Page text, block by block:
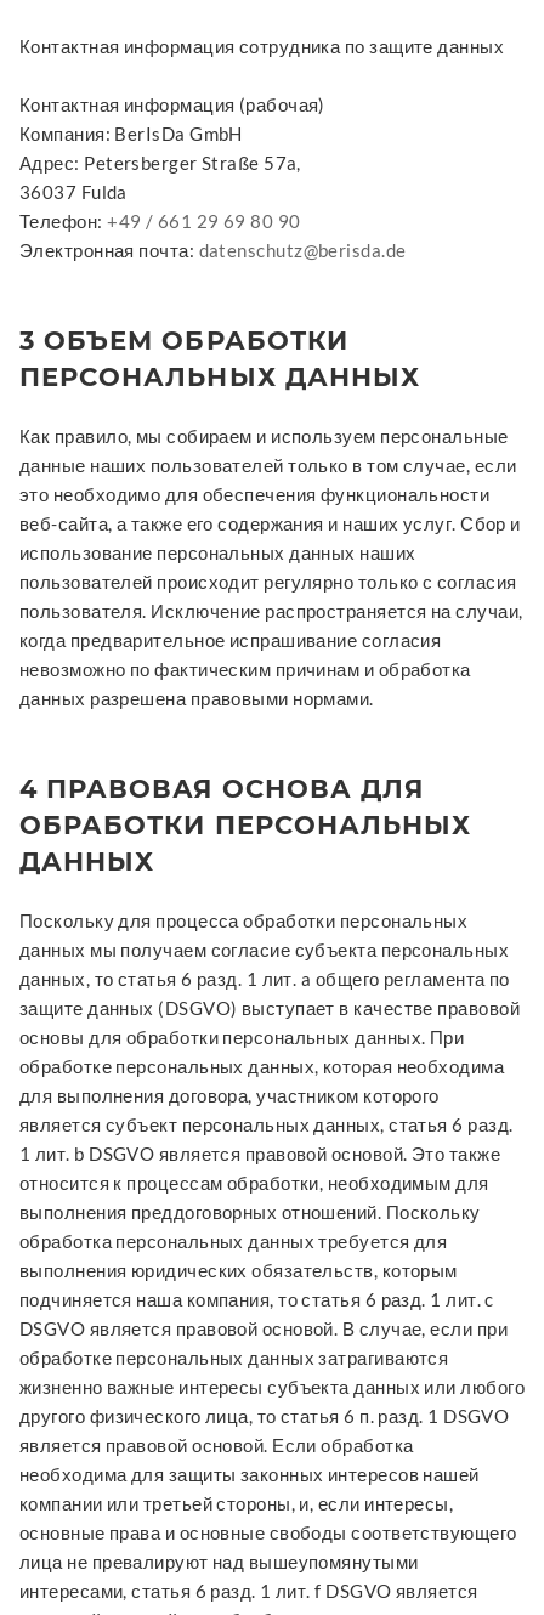
Контактная информация сотрудника по защите данных
Контактная информация (рабочая)
Компания: BerIsDa GmbH
Адрес: Petersberger Straße 57a,
36037 Fulda
Телефон:+49 / 661 29 69 80 90
Электронная почта: datenschutz@berisda.de
3 ОБЪЕМ ОБРАБОТКИ
ПЕРСОНАЛЬНЫХ ДАННЫХ
Как правило, мы собираем и используем персональные
данные наших пользователей только в том случае, если
это необходимо для обеспечения функциональности
веб-сайта, а также его содержания и наших услуг. Сбор и
использование персональных данных наших
пользователей происходит регулярно только с согласия
пользователя. Исключение распространяется на случаи,
когда предварительное испрашивание согласия
невозможно по фактическим причинам и обработка
данных разрешена правовыми нормами.
4 ПРАВОВАЯ ОСНОВА ДЛЯ
ОБРАБОТКИ ПЕРСОНАЛЬНЫХ
ДАННЫХ
Поскольку для процесса обработки персональных
данных мы получаем согласие субъекта персональных
данных, то статья 6 разд. 1 лит. a общего регламента по
защите данных (DSGVO) выступает в качестве правовой
основы для обработки персональных данных. При
обработке персональных данных, которая необходима
для выполнения договора, участником которого
является субъект персональных данных, статья 6 разд.
1 лит. b DSGVO является правовой основой. Это также
относится к процессам обработки, необходимым для
выполнения преддоговорных отношений. Поскольку
обработка персональных данных требуется для
выполнения юридических обязательств, которым
подчиняется наша компания, то статья 6 разд. 1 лит. c
DSGVO является правовой основой. В случае, если при
обработке персональных данных затрагиваются
жизненно важные интересы субъекта данных или любого
другого физического лица, то статья 6 п. разд. 1 DSGVO
является правовой основой. Если обработка
необходима для защиты законных интересов нашей
компании или третьей стороны, и, если интересы,
основные права и основные свободы соответствующего
лица не превалируют над вышеупомянутыми
интересами, статья 6 разд. 1 лит. f DSGVO является